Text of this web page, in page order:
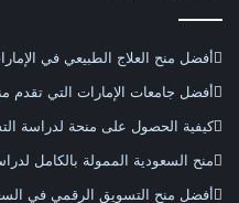
أفضل منح العلاج الطبيعي في
أفضل جامعات الإمارات التي تقدم
كيفية الحصول على منحة لدراسة
منح السعودية الممولة بالكامل
أفضل منح التسويق الرقمي في